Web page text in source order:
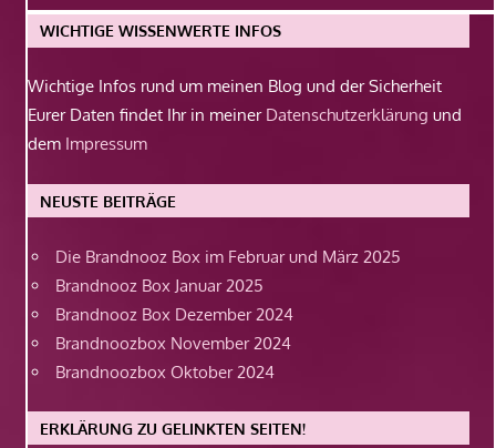
WICHTIGE WISSENWERTE INFOS
Wichtige Infos rund um meinen Blog und der Sicherheit
Eurer Daten findet Ihr in meiner Datenschutzerklärung und
dem Impressum
NEUSTE BEITRÄGE
Die Brandnooz Box im Februar und März 2025
Brandnooz Box Januar 2025
Brandnooz Box Dezember 2024
Brandnoozbox November 2024
Brandnoozbox Oktober 2024
ERKLÄRUNG ZU GELINKTEN SEITEN!